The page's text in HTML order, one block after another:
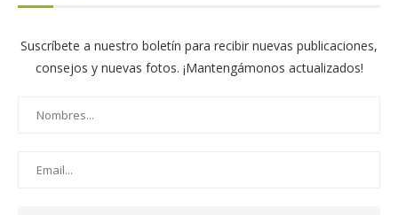
Suscríbete a nuestro boletín para recibir nuevas publicaciones,
consejos y nuevas fotos. ¡Mantengámonos actualizados!